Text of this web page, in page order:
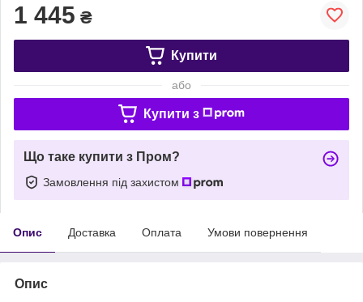
1 445 ₴
Купити
або
Купити з
Що таке купити з Пром?
Замовлення під захистом
Опис Доставка Оплата Умови повернення
Опис